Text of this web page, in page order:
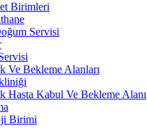
Birimleri
Servisi
Ve Bekleme Alanları
Hasta Kabul Ve Bekleme Alanı
Birimi